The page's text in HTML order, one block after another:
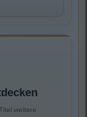
weitere